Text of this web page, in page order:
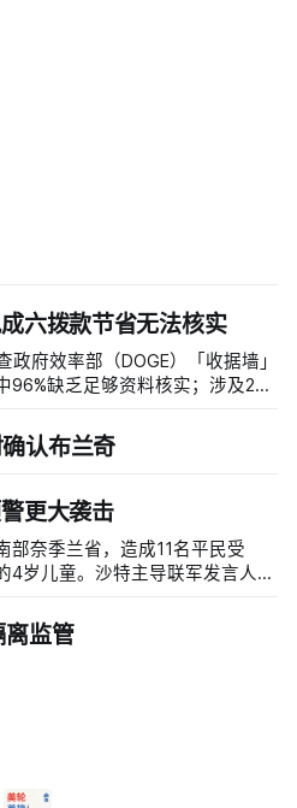
六拨款节省无法核实
府效率部（DOGE）「收据墙」
缺乏足够资料核实；涉及274
开方法，264份拟终止租约中
认布兰奇
更大袭击
部奈季兰省，造成11名平民受
4岁儿童。沙特主导联军发言人图
监管